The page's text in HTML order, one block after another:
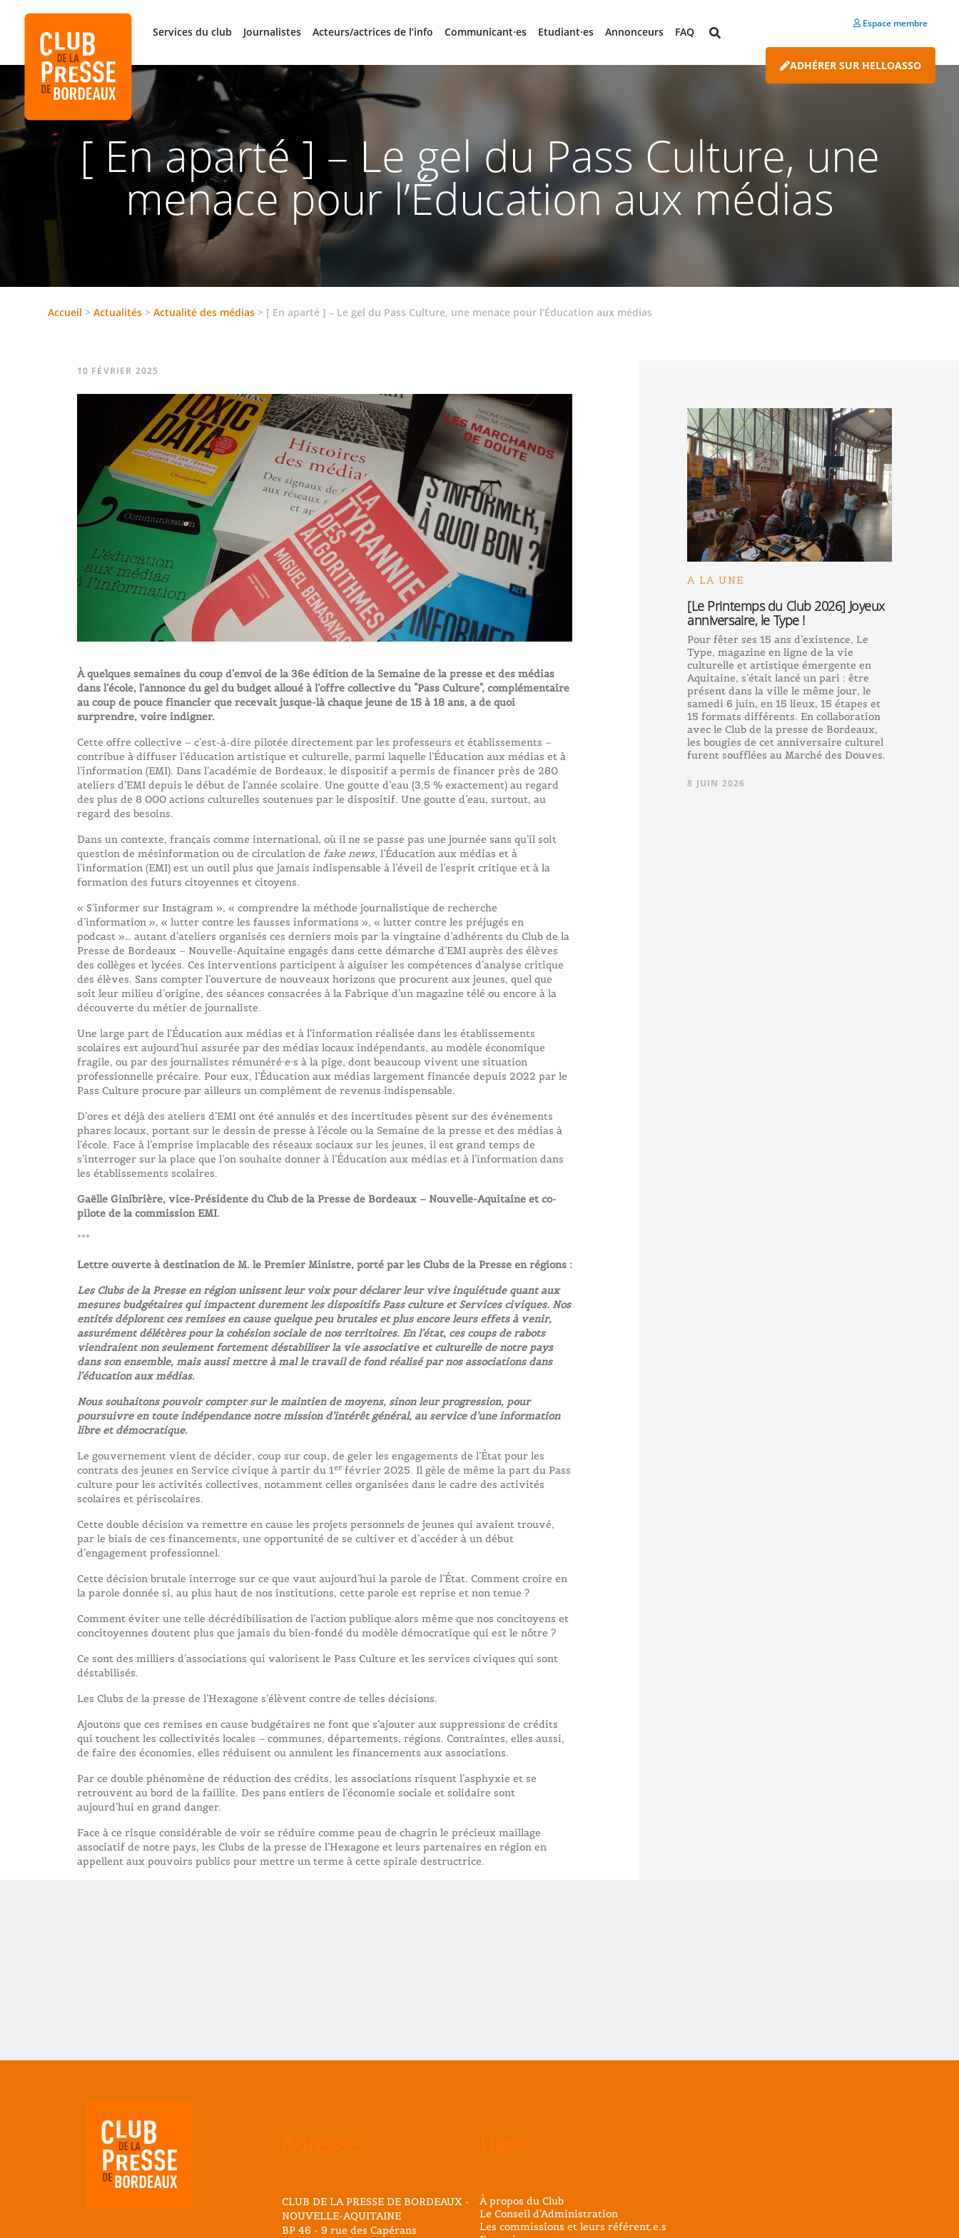
Services du club Journalistes Acteurs/actrices de l’info Communicant·es Etudiant·es Annonceurs FAQ
Espace membre
ADHÉRER SUR HELLOASSO
[ En aparté ] – Le gel du Pass Culture, une
menace pour l’Éducation aux médias
Accueil >Actualités >Actualité des médias > [ En aparté ] – Le gel du Pass Culture, une menace pour l’Éducation aux médias
10 FÉVRIER 2025
À quelques semaines du coup d’envoi de la 36e édition de la Semaine de la presse et des médias
dans l’école, l’annonce du gel du budget alloué à l’offre collective du "Pass Culture", complémentaire
au coup de pouce financier que recevait jusque-là chaque jeune de 15 à 18 ans, a de quoi
surprendre, voire indigner.
Cette offre collective – c’est-à-dire pilotée directement par les professeurs et établissements –
contribue à diffuser l’éducation artistique et culturelle, parmi laquelle l’Éducation aux médias et à
l’information (EMI). Dans l’académie de Bordeaux, le dispositif a permis de financer près de 280
ateliers d’EMI depuis le début de l’année scolaire. Une goutte d’eau (3,5 % exactement) au regard
des plus de 8 000 actions culturelles soutenues par le dispositif. Une goutte d’eau, surtout, au
regard des besoins.
Dans un contexte, français comme international, où il ne se passe pas une journée sans qu’il soit
question de mésinformation ou de circulation de fake news, l’Éducation aux médias et à
l’information (EMI) est un outil plus que jamais indispensable à l’éveil de l’esprit critique et à la
formation des futurs citoyennes et citoyens.
« S’informer sur Instagram », « comprendre la méthode journalistique de recherche
d’information », « lutter contre les fausses informations », « lutter contre les préjugés en
podcast »… autant d’ateliers organisés ces derniers mois par la vingtaine d’adhérents du Club de la
Presse de Bordeaux – Nouvelle-Aquitaine engagés dans cette démarche d’EMI auprès des élèves
des collèges et lycées. Ces interventions participent à aiguiser les compétences d’analyse critique
des élèves. Sans compter l’ouverture de nouveaux horizons que procurent aux jeunes, quel que
soit leur milieu d’origine, des séances consacrées à la Fabrique d’un magazine télé ou encore à la
découverte du métier de journaliste.
Une large part de l’Éducation aux médias et à l’information réalisée dans les établissements
scolaires est aujourd’hui assurée par des médias locaux indépendants, au modèle économique
fragile, ou par des journalistes rémunéré·e·s à la pige, dont beaucoup vivent une situation
professionnelle précaire. Pour eux, l’Éducation aux médias largement financée depuis 2022 par le
Pass Culture procure par ailleurs un complément de revenus indispensable.
D’ores et déjà des ateliers d’EMI ont été annulés et des incertitudes pèsent sur des événements
phares locaux, portant sur le dessin de presse à l’école ou la Semaine de la presse et des médias à
l’école. Face à l’emprise implacable des réseaux sociaux sur les jeunes, il est grand temps de
s’interroger sur la place que l’on souhaite donner à l’Éducation aux médias et à l’information dans
les établissements scolaires.
Gaëlle Ginibrière, vice-Présidente du Club de la Presse de Bordeaux – Nouvelle-Aquitaine et co-
pilote de la commission EMI.
***
Lettre ouverte à destination de M. le Premier Ministre, porté par les Clubs de la Presse en régions :
Les Clubs de la Presse en région unissent leur voix pour déclarer leur vive inquiétude quant aux
mesures budgétaires qui impactent durement les dispositifs Pass culture et Services civiques. Nos
entités déplorent ces remises en cause quelque peu brutales et plus encore leurs effets à venir,
assurément délétères pour la cohésion sociale de nos territoires. En l’état, ces coups de rabots
viendraient non seulement fortement déstabiliser la vie associative et culturelle de notre pays
dans son ensemble, mais aussi mettre à mal le travail de fond réalisé par nos associations dans
l’éducation aux médias.
Nous souhaitons pouvoir compter sur le maintien de moyens, sinon leur progression, pour
poursuivre en toute indépendance notre mission d’intérêt général, au service d’une information
libre et démocratique.
Le gouvernement vient de décider, coup sur coup, de geler les engagements de l’État pour les
contrats des jeunes en Service civique à partir du 1erfévrier 2025. Il gèle de même la part du Pass
culture pour les activités collectives, notamment celles organisées dans le cadre des activités
scolaires et périscolaires.
Cette double décision va remettre en cause les projets personnels de jeunes qui avaient trouvé,
par le biais de ces financements, une opportunité de se cultiver et d’accéder à un début
d’engagement professionnel.
Cette décision brutale interroge sur ce que vaut aujourd’hui la parole de l’État. Comment croire en
la parole donnée si, au plus haut de nos institutions, cette parole est reprise et non tenue ?
Comment éviter une telle décrédibilisation de l’action publique alors même que nos concitoyens et
concitoyennes doutent plus que jamais du bien-fondé du modèle démocratique qui est le nôtre ?
Ce sont des milliers d’associations qui valorisent le Pass Culture et les services civiques qui sont
déstabilisés.
Les Clubs de la presse de l’Hexagone s’élèvent contre de telles décisions.
Ajoutons que ces remises en cause budgétaires ne font que s’ajouter aux suppressions de crédits
qui touchent les collectivités locales – communes, départements, régions. Contraintes, elles aussi,
de faire des économies, elles réduisent ou annulent les financements aux associations.
Par ce double phénomène de réduction des crédits, les associations risquent l’asphyxie et se
retrouvent au bord de la faillite. Des pans entiers de l’économie sociale et solidaire sont
aujourd’hui en grand danger.
Face à ce risque considérable de voir se réduire comme peau de chagrin le précieux maillage
associatif de notre pays, les Clubs de la presse de l’Hexagone et leurs partenaires en région en
appellent aux pouvoirs publics pour mettre un terme à cette spirale destructrice.
A LA UNE
[Le Printemps du Club 2026] Joyeux
anniversaire, le Type !
Pour fêter ses 15 ans d’existence, Le
Type, magazine en ligne de la vie
culturelle et artistique émergente en
Aquitaine, s’était lancé un pari : être
présent dans la ville le même jour, le
samedi 6 juin, en 15 lieux, 15 étapes et
15 formats différents. En collaboration
avec le Club de la presse de Bordeaux,
les bougies de cet anniversaire culturel
furent soufflées au Marché des Douves.
8 JUIN 2026
CLUB DE LA PRESSE DE BORDEAUX -
NOUVELLE-AQUITAINE
BP 46 - 9 rue des Capérans
À propos du Club
Le Conseil d’Administration
Les commissions et leurs référent.e.s